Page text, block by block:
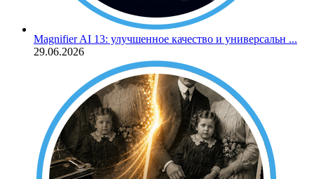
Magnifier AI 13: улучшенное качество и универсальн ...
29.06.2026